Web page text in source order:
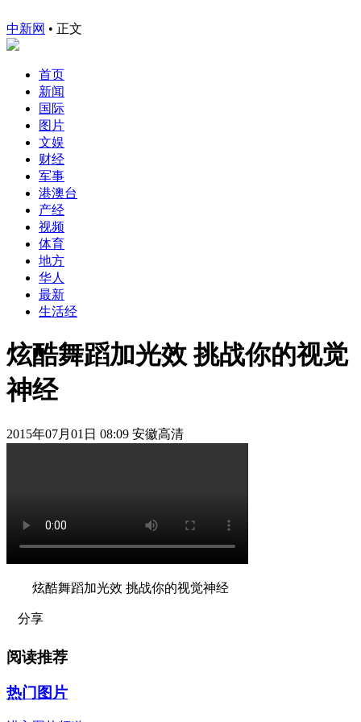
中新网 • 正文
首页
新闻
国际
图片
文娱
财经
军事
港澳台
产经
视频
体育
地方
华人
最新
生活经
炫酷舞蹈加光效 挑战你的视觉
神经
2015年07月01日 08:09 安徽高清
炫酷舞蹈加光效 挑战你的视觉神经
分享
阅读推荐
热门图片